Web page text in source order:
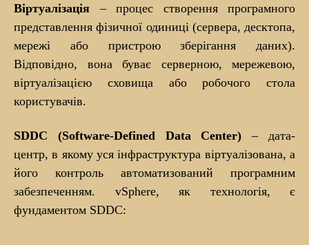
Віртуалізація – процес створення програмного
представлення фізичної одиниці (сервера, десктопа,
мережі або пристрою зберігання даних).
Відповідно, вона буває серверною, мережевою,
віртуалізацією сховища або робочого стола
користувачів.
SDDC (Software-Defined Data Center) – дата-
центр, в якому уся інфраструктура віртуалізована, а
його контроль автоматизований програмним
забезпеченням. vSphere, як технологія, є
фундаментом SDDC: